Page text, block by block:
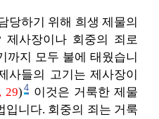
당하기 위해 희생 제물의
제사장이나 회중의 죄로
까지 모두 불에 태웠습니
사들의 고기는 제사장이
29) 4 이것은 거룩한 제물
입니다. 회중의 죄는 거룩